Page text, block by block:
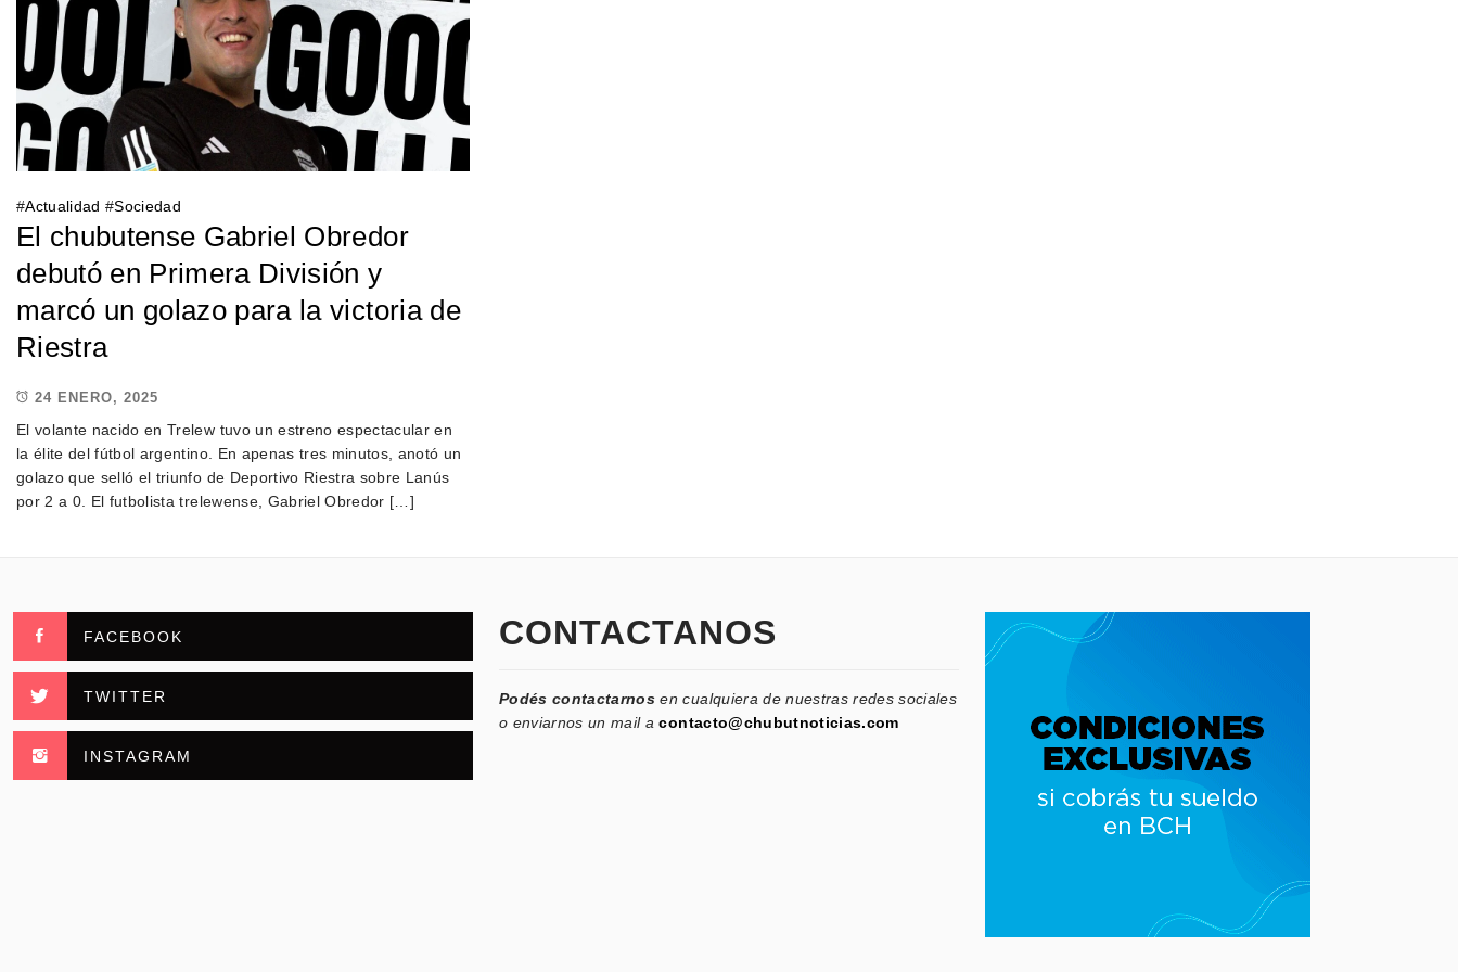
#Actualidad #Sociedad
El chubutense Gabriel Obredor
debutó en Primera División y
marcó un golazo para la victoria de
Riestra
24 ENERO, 2025
El volante nacido en Trelew tuvo un estreno espectacular en
la élite del fútbol argentino. En apenas tres minutos, anotó un
golazo que selló el triunfo de Deportivo Riestra sobre Lanús
por 2 a 0. El futbolista trelewense, Gabriel Obredor […]
FACEBOOK
TWITTER
INSTAGRAM
CONTACTANOS
Podés contactarnos en cualquiera de nuestras redes sociales
o enviarnos un mail acontacto@chubutnoticias.com